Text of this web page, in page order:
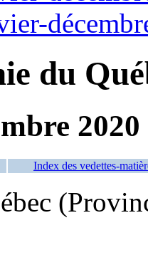
du
2020
Index des vedettes-